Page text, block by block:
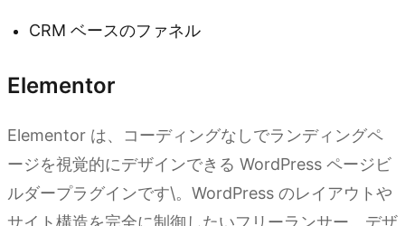
CRM ベースのファネル
Elementor
Elementor は、コーディングなしでランディングペ
ージを視覚的にデザインできる WordPress ページビ
ルダープラグインです\。WordPress のレイアウトや
サイト構造を完全に制御したいフリーランサー、デザ